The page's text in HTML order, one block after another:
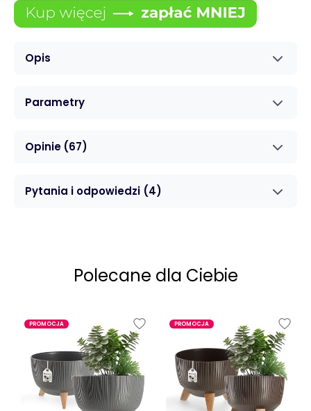
Opis
Parametry
Opinie (67)
Pytania i odpowiedzi (4)
Polecane dla Ciebie
PROMOCJA PROMOCJA